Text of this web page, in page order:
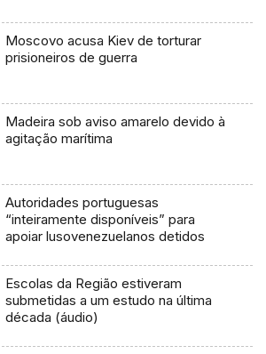
Moscovo acusa Kiev de torturar
prisioneiros de guerra
Madeira sob aviso amarelo devido à
agitação marítima
Autoridades portuguesas
“inteiramente disponíveis” para
apoiar lusovenezuelanos detidos
Escolas da Região estiveram
submetidas a um estudo na última
década (áudio)